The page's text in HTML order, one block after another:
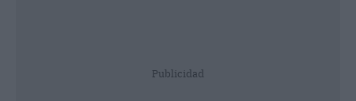
Publicidad